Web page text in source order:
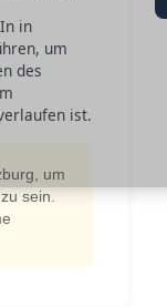
in
um
des
ist.
um
sein.